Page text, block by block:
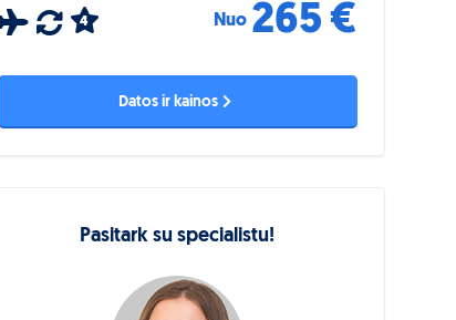
4 Nuo 265 €
Datos ir kainos
Pasitark su specialistu!